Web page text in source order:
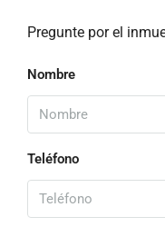
Pregunte por el
Nombre
Teléfono